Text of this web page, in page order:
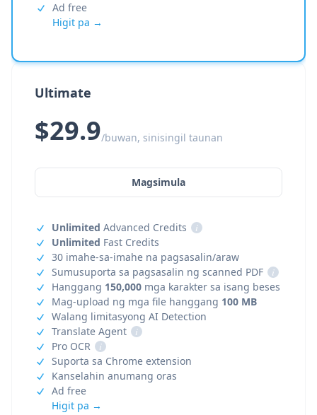
Ad free
Higit pa →
Ultimate
$29.9/buwan, sinisingil taunan
Magsimula
Unlimited Advanced Credits
i
Unlimited Fast Credits
30 imahe-sa-imahe na pagsasalin/araw
Sumusuporta sa pagsasalin ng scanned PDF
i
Hanggang 150,000 mga karakter sa isang beses
Mag-upload ng mga file hanggang 100 MB
Walang limitasyong AI Detection
Translate Agent
i
Pro OCR
i
Suporta sa Chrome extension
Kanselahin anumang oras
Ad free
Higit pa →